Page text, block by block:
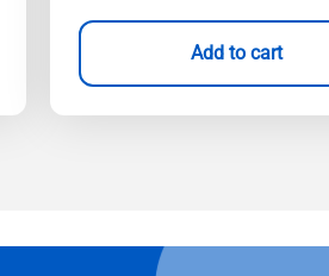
Add to cart